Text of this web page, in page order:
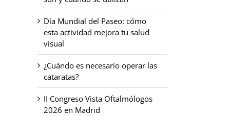
Día Mundial del Paseo: cómo
esta actividad mejora tu salud
visual
¿Cuándo es necesario operar las
cataratas?
II Congreso Vista Oftalmólogos
2026 en Madrid